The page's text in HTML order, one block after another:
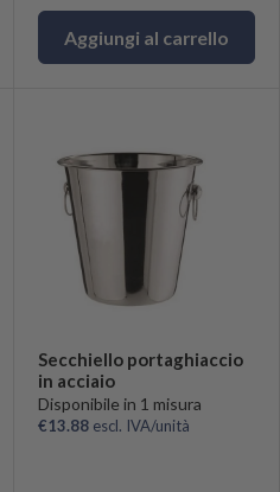
Aggiungi al carrello
Secchiello portaghiaccio
in acciaio
Disponibile in 1 misura
€13.88 escl. IVA/unità